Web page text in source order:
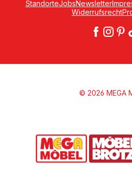
StandorteJobsNewsletter
Widerrufsrecht
© 2026 MEGA